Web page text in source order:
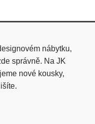
nábytku,
správně. Na JK
nové kousky,